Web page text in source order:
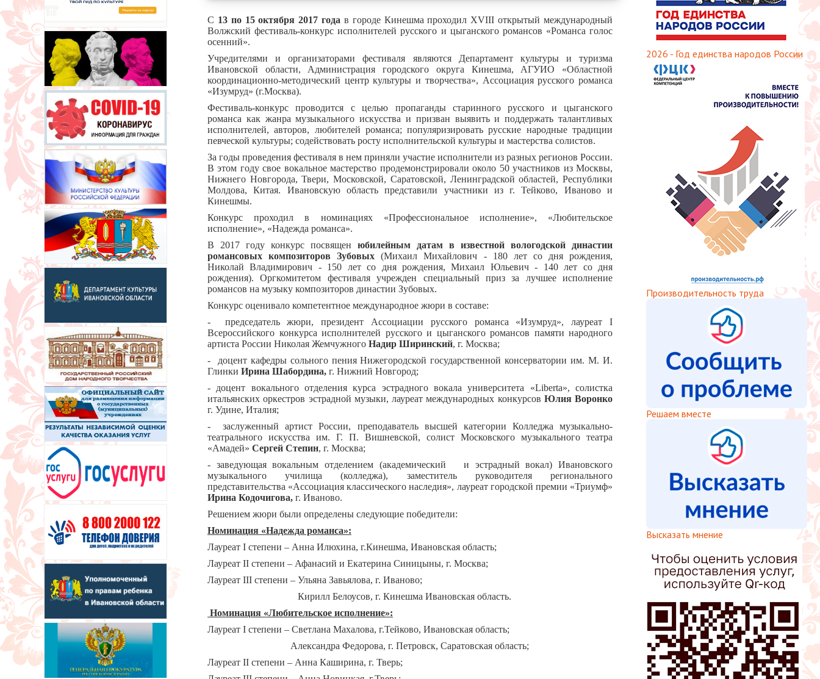
С 13 по 15 октября 2017 года в городе Кинешма проходил XVIII открытый международный
Волжский фестиваль-конкурс исполнителей русского и цыганского романсов «Романса голос
осенний».
Учредителями и организаторами фестиваля являются Департамент культуры и туризма
Ивановской области, Администрация городского округа Кинешма, АГУИО «Областной
координационно-методический центр культуры и творчества», Ассоциация русского романса
«Изумруд» (г.Москва).
Фестиваль-конкурс проводится с целью пропаганды старинного русского и цыганского
романса как жанра музыкального искусства и призван выявить и поддержать талантливых
исполнителей, авторов, любителей романса; популяризировать русские народные традиции
певческой культуры; содействовать росту исполнительской культуры и мастерства солистов.
За годы проведения фестиваля в нем приняли участие исполнители из разных регионов России.
В этом году свое вокальное мастерство продемонстрировали около 50 участников из Москвы,
Нижнего Новгорода, Твери, Московской, Саратовской, Ленинградской областей, Республики
Молдова, Китая. Ивановскую область представили участники из г. Тейково, Иваново и
Кинешмы.
Конкурс проходил в номинациях «Профессиональное исполнение», «Любительское
исполнение», «Надежда романса».
В 2017 году конкурс посвящен юбилейным датам в известной вологодской династии
романсовых композиторов Зубовых (Михаил Михайлович - 180 лет со дня рождения,
Николай Владимирович - 150 лет со дня рождения, Михаил Юльевич - 140 лет со дня
рождения). Оргкомитетом фестиваля учрежден специальный приз за лучшее исполнение
романсов на музыку композиторов династии Зубовых.
Конкурс оценивало компетентное международное жюри в составе:
- председатель жюри, президент Ассоциации русского романса «Изумруд», лауреат I
Всероссийского конкурса исполнителей русского и цыганского романсов памяти народного
артиста России Николая Жемчужного Надир Ширинский, г. Москва;
- доцент кафедры сольного пения Нижегородской государственной консерватории им. М. И.
Глинки Ирина Шабордина, г. Нижний Новгород;
- доцент вокального отделения курса эстрадного вокала университета «Liberta», солистка
итальянских оркестров эстрадной музыки, лауреат международных конкурсов Юлия Воронко
г. Удине, Италия;
- заслуженный артист России, преподаватель высшей категории Колледжа музыкально-
театрального искусства им. Г. П. Вишневской, солист Московского музыкального театра
«Амадей» Сергей Степин, г. Москва;
- заведующая вокальным отделением (академический и эстрадный вокал) Ивановского
музыкального училища (колледжа), заместитель руководителя регионального
представительства «Ассоциация классического наследия», лауреат городской премии «Триумф»
Ирина Кодочигова, г. Иваново.
Решением жюри были определены следующие победители:
Номинация «Надежда романса»:
Лауреат I степени – Анна Илюхина, г.Кинешма, Ивановская область;
Лауреат II степени – Афанасий и Екатерина Синицыны, г. Москва;
Лауреат III степени – Ульяна Завьялова, г. Иваново;
Кирилл Белоусов, г. Кинешма Ивановская область.
Номинация «Любительское исполнение»:
Лауреат I степени – Светлана Махалова, г.Тейково, Ивановская область;
Александра Федорова, г. Петровск, Саратовская область;
Лауреат II степени – Анна Каширина, г. Тверь;
2026 - Год единства народов России
Производительность труда
Решаем вместе
Высказать мнение